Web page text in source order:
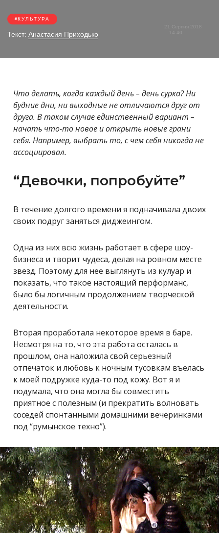
КУЛЬТУРА
Текст: Анастасия Приходько
Что делать, когда каждый день – день сурка? Ни
будние дни, ни выходные не отличаются друг от
друга. В таком случае единственный вариант –
начать что-то новое и открыть новые грани
себя. Например, выбрать то, с чем себя никогда не
ассоциировал.
“Девочки, попробуйте”
В течение долгого времени я подначивала двоих
своих подруг заняться диджеингом.
Одна из них всю жизнь работает в сфере шоу-
бизнеса и творит чудеса, делая на ровном месте
звезд. Поэтому для нее выглянуть из кулуар и
показать, что такое настоящий перформанс,
было бы логичным продолжением творческой
деятельности.
Вторая проработала некоторое время в баре.
Несмотря на то, что эта работа осталась в
прошлом, она наложила свой серьезный
отпечаток и любовь к ночным тусовкам въелась
к моей подружке куда-то под кожу. Вот я и
подумала, что она могла бы совместить
приятное с полезным (и прекратить волновать
соседей спонтанными домашними вечеринками
под “румынское техно”).